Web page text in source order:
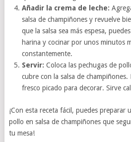
Añadir la crema de leche:
salsa de champiñones y revuelve
que la salsa sea más espesa,
harina y cocinar por unos minutos
constantemente.
Servir: Coloca las pechugas de
cubre con la salsa de champiñones.
fresco picado para decorar. Sirve
¡Con esta receta fácil, puedes preparar
pollo en salsa de champiñones que
tu mesa!